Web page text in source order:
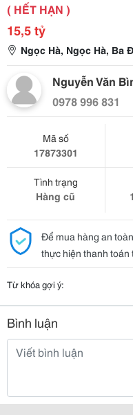
( HẾT HẠN )
15,5 tỷ
Ngọc Hà, Ngọc Hà, Ba
Nguyễn Văn
0978 996 831
Mã số
17873301
Tình trạng
Hàng cũ
Để mua hàng an
thực hiện thanh
Từ khóa gợi ý:
Bình luận